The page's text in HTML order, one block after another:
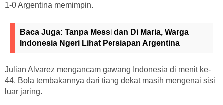
1-0 Argentina memimpin.
Baca Juga: Tanpa Messi dan Di Maria, Warga
Indonesia Ngeri Lihat Persiapan Argentina
Julian Alvarez mengancam gawang Indonesia di menit ke-
44. Bola tembakannya dari tiang dekat masih mengenai sisi
luar jaring.